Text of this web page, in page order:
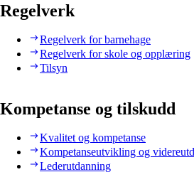
Regelverk
Regelverk for barnehage
Regelverk for skole og opplæring
Tilsyn
Kompetanse og tilskudd
Kvalitet og kompetanse
Kompetanseutvikling og
Lederutdanning